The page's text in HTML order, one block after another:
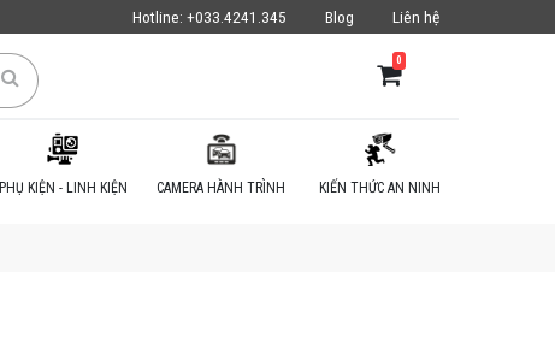
Hotline: +033.4241.345 Blog Liên hệ
0
PHỤ KIỆN - LINH KIỆN CAMERA HÀNH TRÌNH KIẾN THỨC AN NINH